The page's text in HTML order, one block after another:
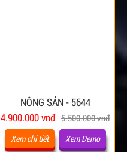
NÔNG SẢN - 5644
4.900.000 vnđ 5.500.000 vnđ
Xem chi tiết Xem Demo